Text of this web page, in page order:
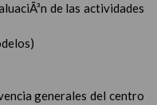
de las actividades
generales del centro